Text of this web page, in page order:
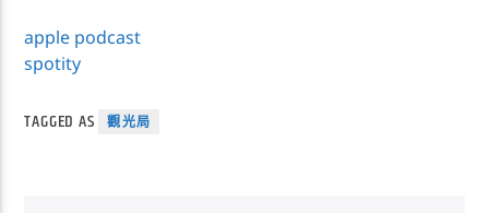
apple podcast
spotity
TAGGED AS 觀光局